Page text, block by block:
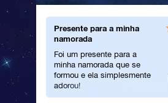
Presente para a minha
namorada
Foi um presente para a
minha namorada que se
formou e ela simplesmente
adorou!